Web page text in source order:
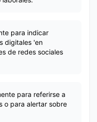
para indicar
digitales 'en
de redes sociales
para referirse a
o para alertar sobre